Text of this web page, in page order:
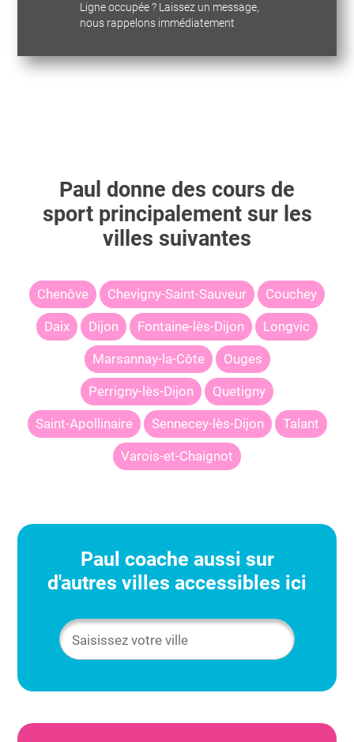
Ligne occupée ? Laissez un message,
nous rappelons immédiatement
Paul donne des cours de
sport principalement sur les
villes suivantes
Chenôve Chevigny-Saint-Sauveur Couchey
Daix Dijon Fontaine-lès-Dijon Longvic
Marsannay-la-Côte Ouges
Perrigny-lès-Dijon Quetigny
Saint-Apollinaire Sennecey-lès-Dijon Talant
Varois-et-Chaignot
Paul coache aussi sur
d'autres villes accessibles ici